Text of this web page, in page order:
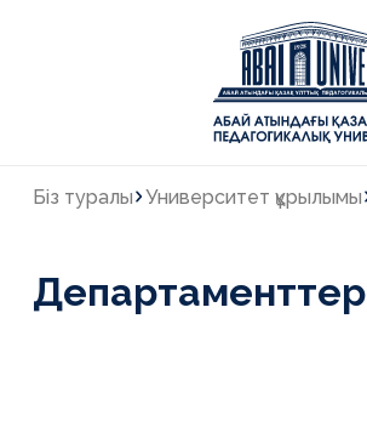
Біз туралы Университет құрылымы
Департаменттер